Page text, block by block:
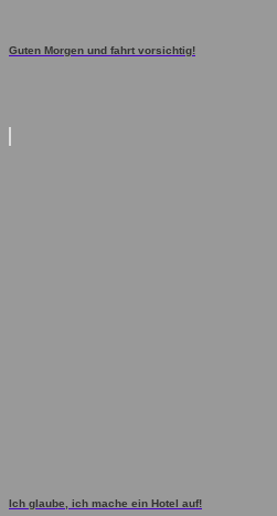
Guten Morgen und fahrt vorsichtig!
Ich glaube, ich mache ein Hotel auf!